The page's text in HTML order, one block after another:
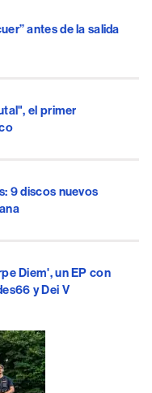
antes de la salida
el primer
9 discos nuevos
Diem', un EP con
y Dei V